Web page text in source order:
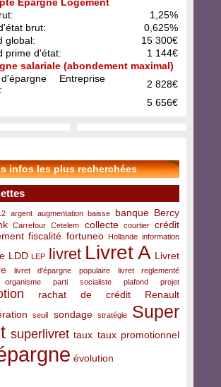
Epargne Logement
1,25%
brut:
0,625%
global:
15 300€
prime d'état:
1 144€
salariale (abondement maximal)
Entreprise
2 828€
5 656€
infos les plus recherchées
argent augmentation baisse banque Bercy
Carrefour Cetelem collecte courtier
crédit
fiscalité fortuneo Hollande information
LDD LEP livret Livret A Livret
livret d'épargne populaire
livret reglementé
organisme parti socialiste plafond projet
rachat de crédit
Renault
seuil sondage stratégie
Super
superlivret taux taux promotionnel
évolution